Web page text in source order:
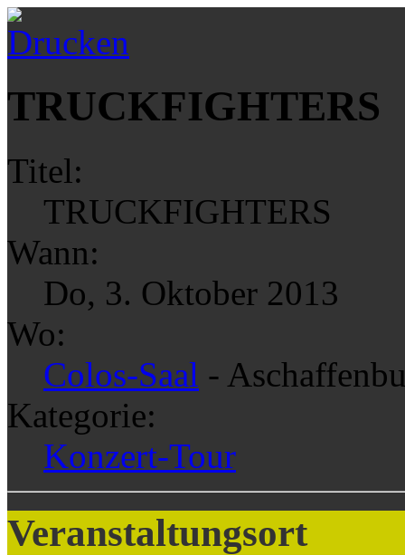
TRUCKFIGHTERS
Titel:
TRUCKFIGHTERS
Wann:
Do, 3. Oktober 2013
Wo:
Colos-Saal -
Kategorie:
Konzert-Tour
Veranstaltungsort